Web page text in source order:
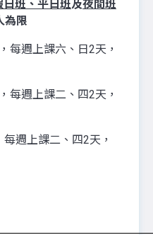
日班、平日班及夜間班
為限
週上課六、日2天，
週上課二、四2天，
週上課二、四2天，